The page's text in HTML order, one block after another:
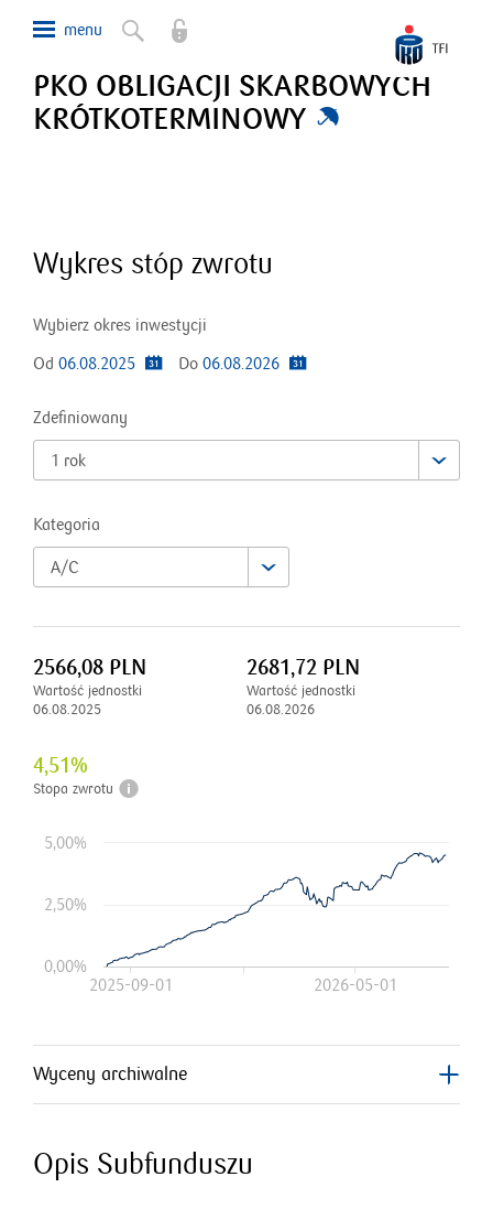
PKO OBLIGACJI SKARBOWYCH
KRÓTKOTERMINOWY
Wykres stóp zwrotu
Wybierz okres inwestycji
Od 06.08.2025 Do 06.08.2026
Zdefiniowany
1 rok
Kategoria
A/C
2566,08 PLN
Wartość jednostki
06.08.2025
2681,72 PLN
Wartość jednostki
06.08.2026
4,51%
Stopa zwrotu
2025-09-01 2026-05-01
0,00%
2,50%
5,00%
Wyceny archiwalne
Opis Subfunduszu